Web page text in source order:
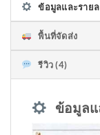
ข้อมูลและราย
พื้นที่จัดส่ง
รีวิว (4)
ข้อมูลแ